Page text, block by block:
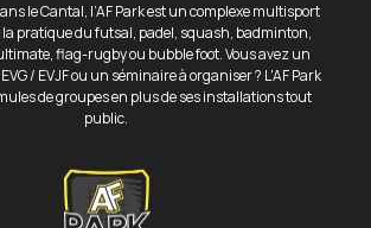
le Cantal, l’AF Park est un complexe multisport
pratique du futsal, padel, squash, badminton,
flag-rugby ou bubble foot. Vous avez un
/ EVJF ou un séminaire à organiser ? L'AF Park
de groupes en plus de ses installations tout
public.